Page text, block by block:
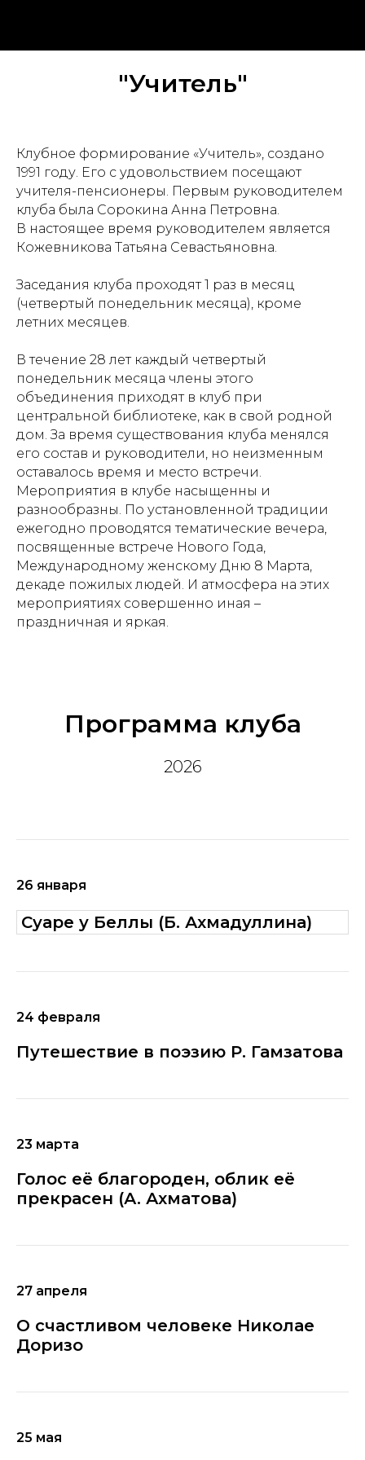
"Учитель"
Клубное формирование «Учитель», создано
1991 году. Его с удовольствием посещают
учителя-пенсионеры. Первым руководителем
клуба была Сорокина Анна Петровна.
В настоящее время руководителем является
Кожевникова Татьяна Севастьяновна.
Заседания клуба проходят 1 раз в месяц
(четвертый понедельник месяца), кроме
летних месяцев.
В течение 28 лет каждый четвертый
понедельник месяца члены этого
объединения приходят в клуб при
центральной библиотеке, как в свой родной
дом. За время существования клуба менялся
его состав и руководители, но неизменным
оставалось время и место встречи.
Мероприятия в клубе насыщенны и
разнообразны. По установленной традиции
ежегодно проводятся тематические вечера,
посвященные встрече Нового Года,
Международному женскому Дню 8 Марта,
декаде пожилых людей. И атмосфера на этих
мероприятиях совершенно иная –
праздничная и яркая.
Программа клуба
2026
26 января
Суаре у Беллы (Б. Ахмадуллина)
24 февраля
Путешествие в поэзию Р. Гамзатова
23 марта
Голос её благороден, облик её
прекрасен (А. Ахматова)
27 апреля
О счастливом человеке Николае
Доризо
25 мая